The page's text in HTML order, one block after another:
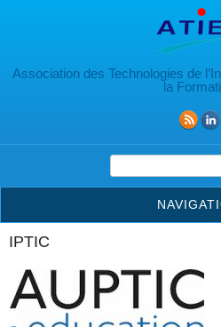
Association des Technologies de
la
Formulaire de
IPTIC